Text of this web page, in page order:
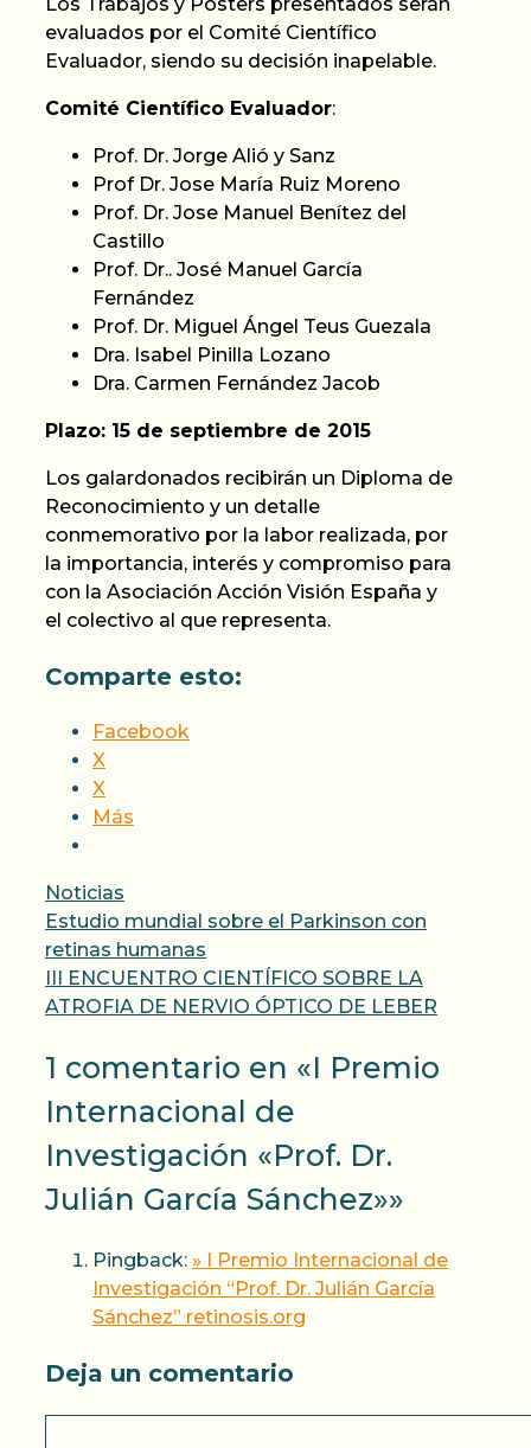
evaluados por el Comité Científico
Evaluador, siendo su decisión inapelable.
Comité Científico Evaluador:
­Prof. Dr. Jorge Alió y Sanz
­Prof Dr. Jose María Ruiz Moreno
­Prof. Dr. Jose Manuel Benítez del
Castillo
­Prof. Dr.. José Manuel García
Fernández
­Prof. Dr. Miguel Ángel Teus Guezala
Dra. Isabel Pinilla Lozano
Dra. Carmen Fernández Jacob
Plazo: 15 de septiembre de 2015
Los galardonados recibirán un Diploma de
Reconocimiento y un detalle
conmemorativo por la labor realizada, por
la importancia, interés y compromiso para
con la Asociación Acción Visión España y
el colectivo al que representa.
Comparte esto:
Facebook
X
X
Más
Categorías
Noticias
Estudio mundial sobre el Parkinson con
retinas humanas
III ENCUENTRO CIENTÍFICO SOBRE LA
ATROFIA DE NERVIO ÓPTICO DE LEBER
1 comentario en «I Premio
Internacional de
Investigación «Prof. Dr.
Julián García Sánchez»»
Pingback: » I Premio Internacional de
Investigación “Prof. Dr. Julián García
Sánchez” retinosis.org
Deja un comentario